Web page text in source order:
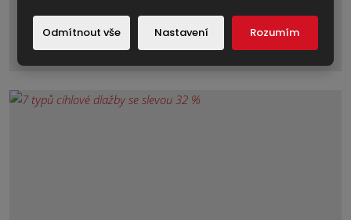
Cenové prázdniny jsou zpátky!
Odmítnout vše Nastavení Rozumím